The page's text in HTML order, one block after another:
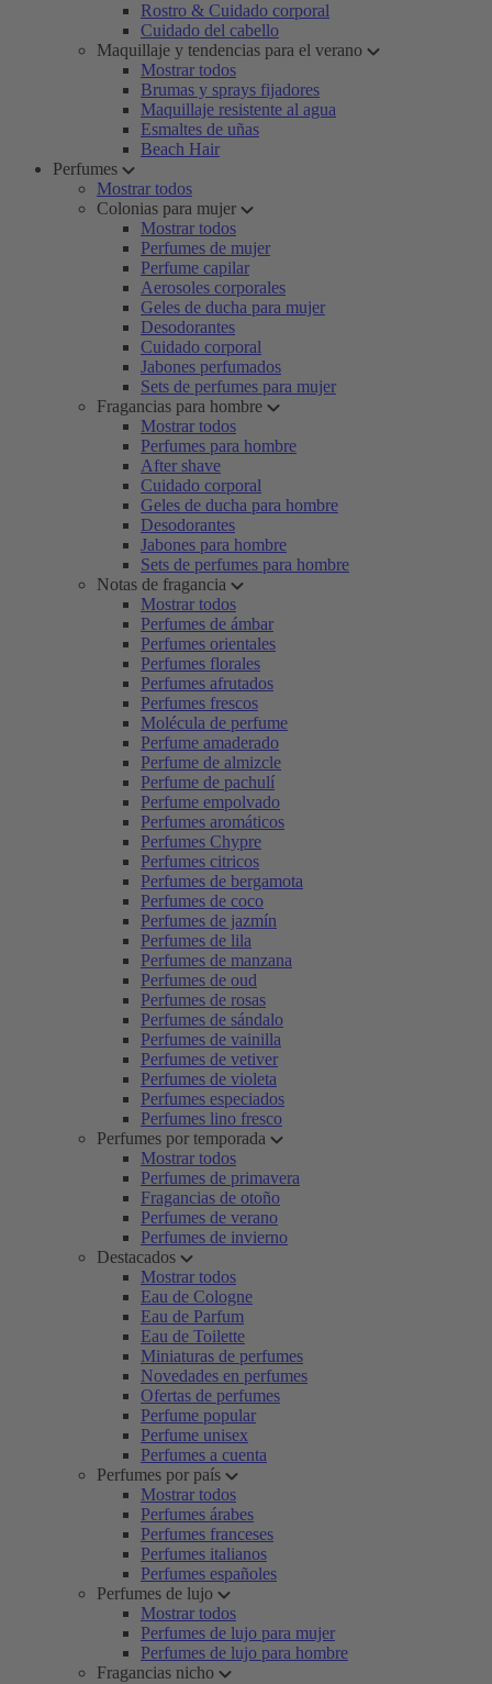
Rostro & Cuidado corporal
Cuidado del cabello
Maquillaje y tendencias para el verano
Mostrar todos
Brumas y sprays fijadores
Maquillaje resistente al agua
Esmaltes de uñas
Beach Hair
Perfumes
Mostrar todos
Colonias para mujer
Mostrar todos
Perfumes de mujer
Perfume capilar
Aerosoles corporales
Geles de ducha para mujer
Desodorantes
Cuidado corporal
Jabones perfumados
Sets de perfumes para mujer
Fragancias para hombre
Mostrar todos
Perfumes para hombre
After shave
Cuidado corporal
Geles de ducha para hombre
Desodorantes
Jabones para hombre
Sets de perfumes para hombre
Notas de fragancia
Mostrar todos
Perfumes de ámbar
Perfumes orientales
Perfumes florales
Perfumes afrutados
Perfumes frescos
Molécula de perfume
Perfume amaderado
Perfume de almizcle
Perfume de pachulí
Perfume empolvado
Perfumes aromáticos
Perfumes Chypre
Perfumes citricos
Perfumes de bergamota
Perfumes de coco
Perfumes de jazmín
Perfumes de lila
Perfumes de manzana
Perfumes de oud
Perfumes de rosas
Perfumes de sándalo
Perfumes de vainilla
Perfumes de vetiver
Perfumes de violeta
Perfumes especiados
Perfumes lino fresco
Perfumes por temporada
Mostrar todos
Perfumes de primavera
Fragancias de otoño
Perfumes de verano
Perfumes de invierno
Destacados
Mostrar todos
Eau de Cologne
Eau de Parfum
Eau de Toilette
Miniaturas de perfumes
Novedades en perfumes
Ofertas de perfumes
Perfume popular
Perfume unisex
Perfumes a cuenta
Perfumes por país
Mostrar todos
Perfumes árabes
Perfumes franceses
Perfumes italianos
Perfumes españoles
Perfumes de lujo
Mostrar todos
Perfumes de lujo para mujer
Perfumes de lujo para hombre
Fragancias nicho